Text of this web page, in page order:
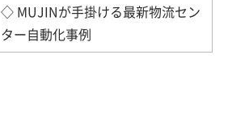
◇ MUJINが手掛ける最新物流セン
ター自動化事例